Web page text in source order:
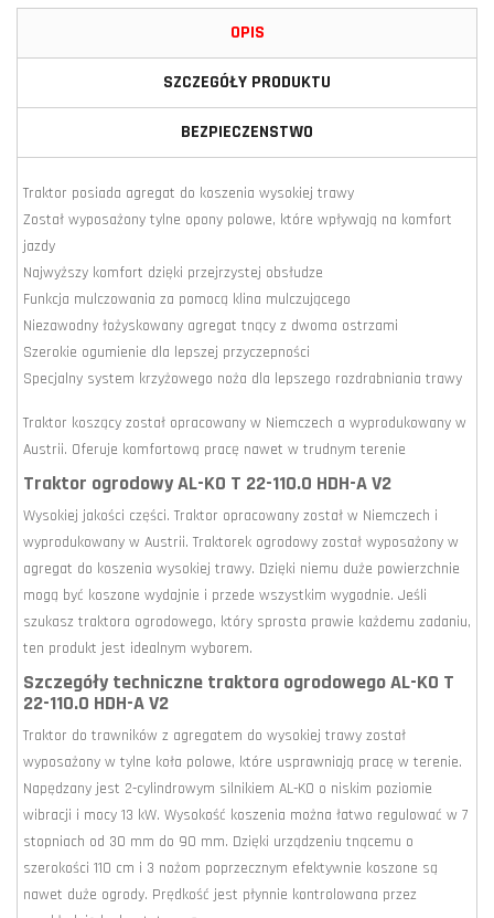
OPIS
SZCZEGÓŁY PRODUKTU
BEZPIECZENSTWO
Traktor posiada agregat do koszenia wysokiej trawy
Został wyposażony tylne opony polowe, które wpływają na komfort
jazdy
Najwyższy komfort dzięki przejrzystej obsłudze
Funkcja mulczowania za pomocą klina mulczującego
Niezawodny łożyskowany agregat tnący z dwoma ostrzami
Szerokie ogumienie dla lepszej przyczepności
Specjalny system krzyżowego noża dla lepszego rozdrabniania trawy
Traktor koszący został opracowany w Niemczech a wyprodukowany w
Austrii. Oferuje komfortową pracę nawet w trudnym terenie
Traktor ogrodowy AL-KO T 22-110.0 HDH-A V2
Wysokiej jakości części. Traktor opracowany został w Niemczech i
wyprodukowany w Austrii. Traktorek ogrodowy został wyposażony w
agregat do koszenia wysokiej trawy. Dzięki niemu duże powierzchnie
mogą być koszone wydajnie i przede wszystkim wygodnie. Jeśli
szukasz traktora ogrodowego, który sprosta prawie każdemu zadaniu,
ten produkt jest idealnym wyborem.
Szczegóły techniczne traktora ogrodowego AL-KO T
22-110.0 HDH-A V2
Traktor do trawników z agregatem do wysokiej trawy został
wyposażony w tylne koła polowe, które usprawniają pracę w terenie.
Napędzany jest 2-cylindrowym silnikiem AL-KO o niskim poziomie
wibracji i mocy 13 kW. Wysokość koszenia można łatwo regulować w 7
stopniach od 30 mm do 90 mm. Dzięki urządzeniu tnącemu o
szerokości 110 cm i 3 nożom poprzecznym efektywnie koszone są
nawet duże ogrody. Prędkość jest płynnie kontrolowana przez